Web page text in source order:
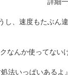
し、速度もたぶん
なんか使ってない
法いっぱいあるよ』